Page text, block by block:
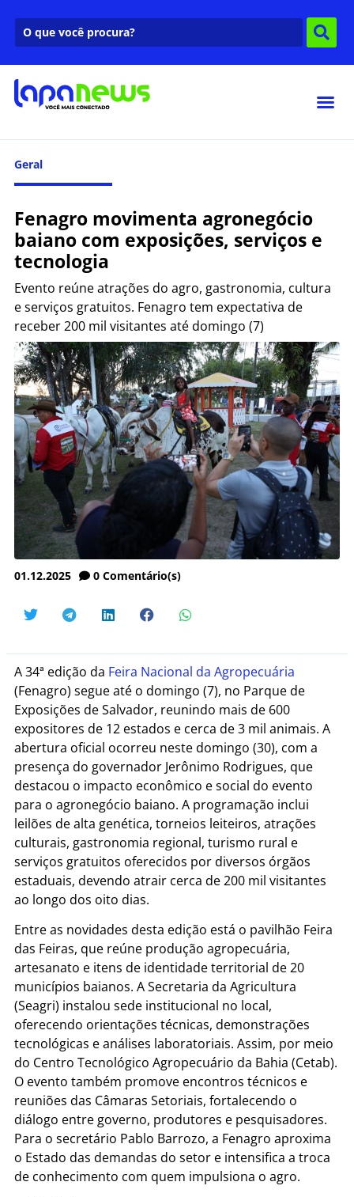
Geral
Fenagro movimenta agronegócio
baiano com exposições, serviços e
tecnologia
Evento reúne atrações do agro, gastronomia, cultura
e serviços gratuitos. Fenagro tem expectativa de
receber 200 mil visitantes até domingo (7)
01.12.2025 0 Comentário(s)
A 34ª edição da Feira Nacional da Agropecuária
(Fenagro) segue até o domingo (7), no Parque de
Exposições de Salvador, reunindo mais de 600
expositores de 12 estados e cerca de 3 mil animais. A
abertura oficial ocorreu neste domingo (30), com a
presença do governador Jerônimo Rodrigues, que
destacou o impacto econômico e social do evento
para o agronegócio baiano. A programação inclui
leilões de alta genética, torneios leiteiros, atrações
culturais, gastronomia regional, turismo rural e
serviços gratuitos oferecidos por diversos órgãos
estaduais, devendo atrair cerca de 200 mil visitantes
ao longo dos oito dias.
Entre as novidades desta edição está o pavilhão Feira
das Feiras, que reúne produção agropecuária,
artesanato e itens de identidade territorial de 20
municípios baianos. A Secretaria da Agricultura
(Seagri) instalou sede institucional no local,
oferecendo orientações técnicas, demonstrações
tecnológicas e análises laboratoriais. Assim, por meio
do Centro Tecnológico Agropecuário da Bahia (Cetab).
O evento também promove encontros técnicos e
reuniões das Câmaras Setoriais, fortalecendo o
diálogo entre governo, produtores e pesquisadores.
Para o secretário Pablo Barrozo, a Fenagro aproxima
o Estado das demandas do setor e intensifica a troca
de conhecimento com quem impulsiona o agro.